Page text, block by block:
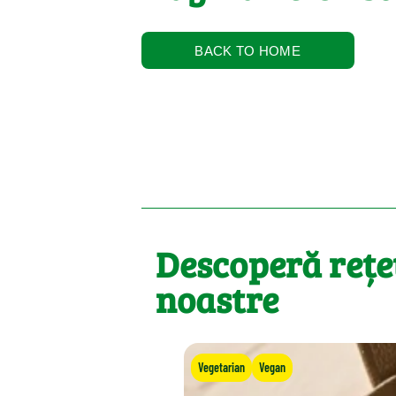
BACK TO HOME
Descoperă
noastre
Vegetarian Vegan